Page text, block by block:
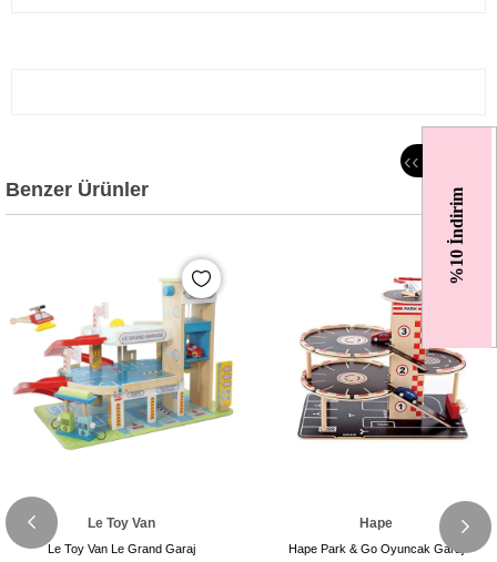
%10 İndirim
‹‹
Benzer Ürünler
Le Toy Van
Le Toy Van Le Grand Garaj
Hape
Hape Park & Go Oyuncak Garaj